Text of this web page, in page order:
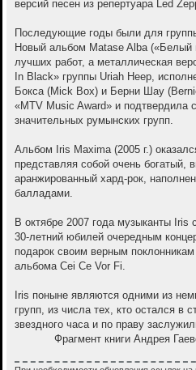
версий песен из репертуара Led
Последующие годы были для
Новый альбом Matase Alba («Белый
лучших работ, а металлическая
In Black» группы Uriah Heep,
Бокса (Mick Box) и Берни Шау
«MTV Music Award» и подтвердила
значительных румынских групп.
Альбом Iris Maxima (2005 г.)
представляя собой очень богатый,
аранжированный хард-рок,
балладами.
В октябре 2007 года музыканты Iris
30-летний юбилей очередным
подарок своим верным
альбома Cei Ce Vor Fi.
Iris поныне являются одними из
групп, из числа тех, кто остался в
звездного часа и по праву
Фрагмент книги Андрея